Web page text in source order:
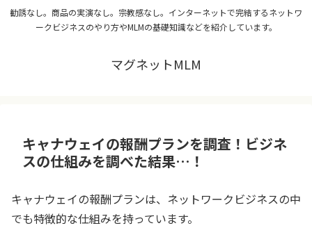
勧誘なし。商品の実演なし。宗教感なし。インターネットで完結するネットワ
ークビジネスのやり方やMLMの基礎知識などを紹介しています。
マグネットMLM
キャナウェイの報酬プランを調査！ビジネ
スの仕組みを調べた結果…！
キャナウェイの報酬プランは、ネットワークビジネスの中
でも特徴的な仕組みを持っています。